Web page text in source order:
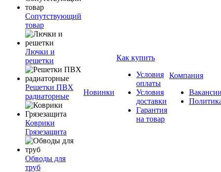
Сопутствующий
товар
Лючки и
решетки
Решетки ПВХ
радиаторные
Коврики
Грязезащита
Обводы для
труб
Новинки
Как купить
Условия
оплаты
Условия
доставки
Гарантия
на товар
Компания